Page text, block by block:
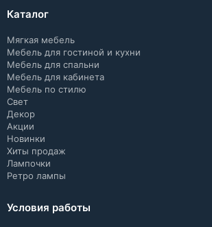
Каталог
Мягкая мебель
Мебель для гостиной и кухни
Мебель для спальни
Мебель для кабинета
Мебель по стилю
Свет
Декор
Акции
Новинки
Хиты продаж
Лампочки
Ретро лампы
Условия работы